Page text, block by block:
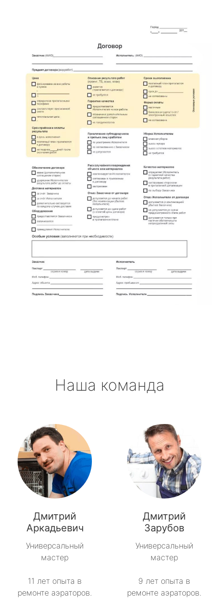
Наша команда
Дмитрий
Аркадьевич
Универсальный
мастер
11 лет опыта в
ремонте аэраторов.
Дмитрий
Зарубов
Универсальный
мастер
9 лет опыта в
ремонте аэраторов.